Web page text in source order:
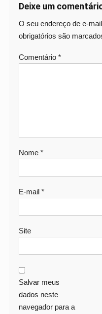
Deixe um
O seu endereço de e-
obrigatórios são
Comentário *
Nome *
E-mail *
Site
Salvar meus
dados neste
navegador para a